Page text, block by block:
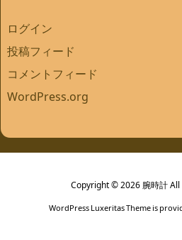
ログイン
投稿フィード
コメントフィード
WordPress.org
Copyright ©2026 腕時計All
WordPress Luxeritas Theme is